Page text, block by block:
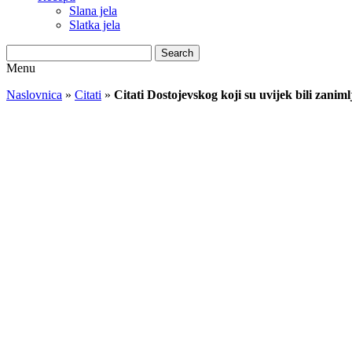
Slana jela
Slatka jela
Search
Menu
Naslovnica » Citati » Citati Dostojevskog koji su uvijek bili